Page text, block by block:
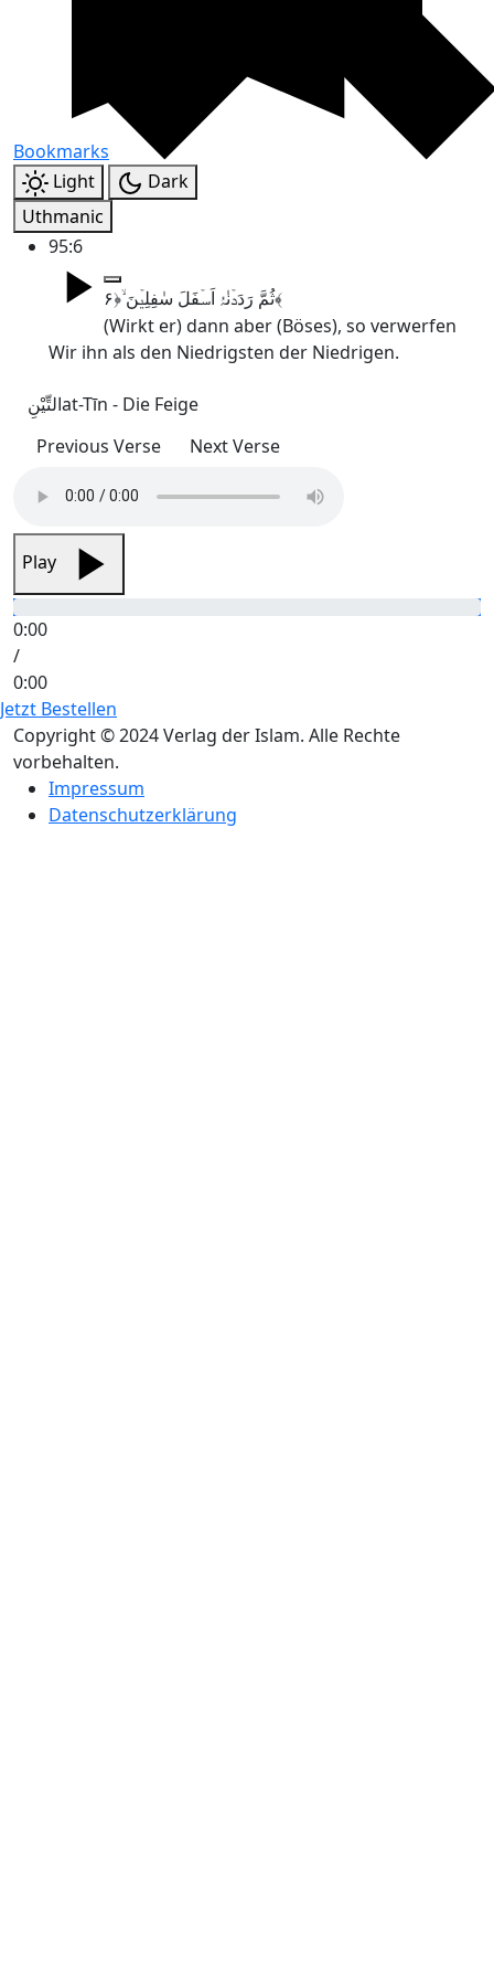
Bookmarks
Light
Dark
Uthmanic
95:6
ثُمَّ رَدَدۡنٰہُ اَسۡفَلَ سٰفِلِیۡنَ ۙ﴿۶﴾
(Wirkt er) dann aber (Böses), so verwerfen
Wir ihn als den Niedrigsten der Niedrigen.
التِّیْنِat-Tīn - Die Feige
Previous Verse
Next Verse
Play
0:00
/
0:00
Jetzt Bestellen
Copyright © 2024 Verlag der Islam. Alle Rechte
vorbehalten.
Impressum
Datenschutzerklärung